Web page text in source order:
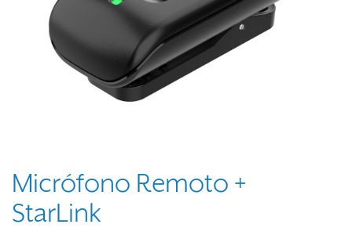
Micrófono Remoto +
StarLink